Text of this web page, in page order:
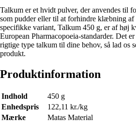
Talkum er et hvidt pulver, der anvendes til
som pudder eller til at forhindre klæbning af
specifikke variant, Talkum 450 g, er af høj
European Pharmacopoeia-standarder. Det
rigtige type talkum til dine behov, så lad os
produkt.
Produktinformation
Indhold
450 g
Enhedspris
122,11 kr./kg
Mærke
Matas Material